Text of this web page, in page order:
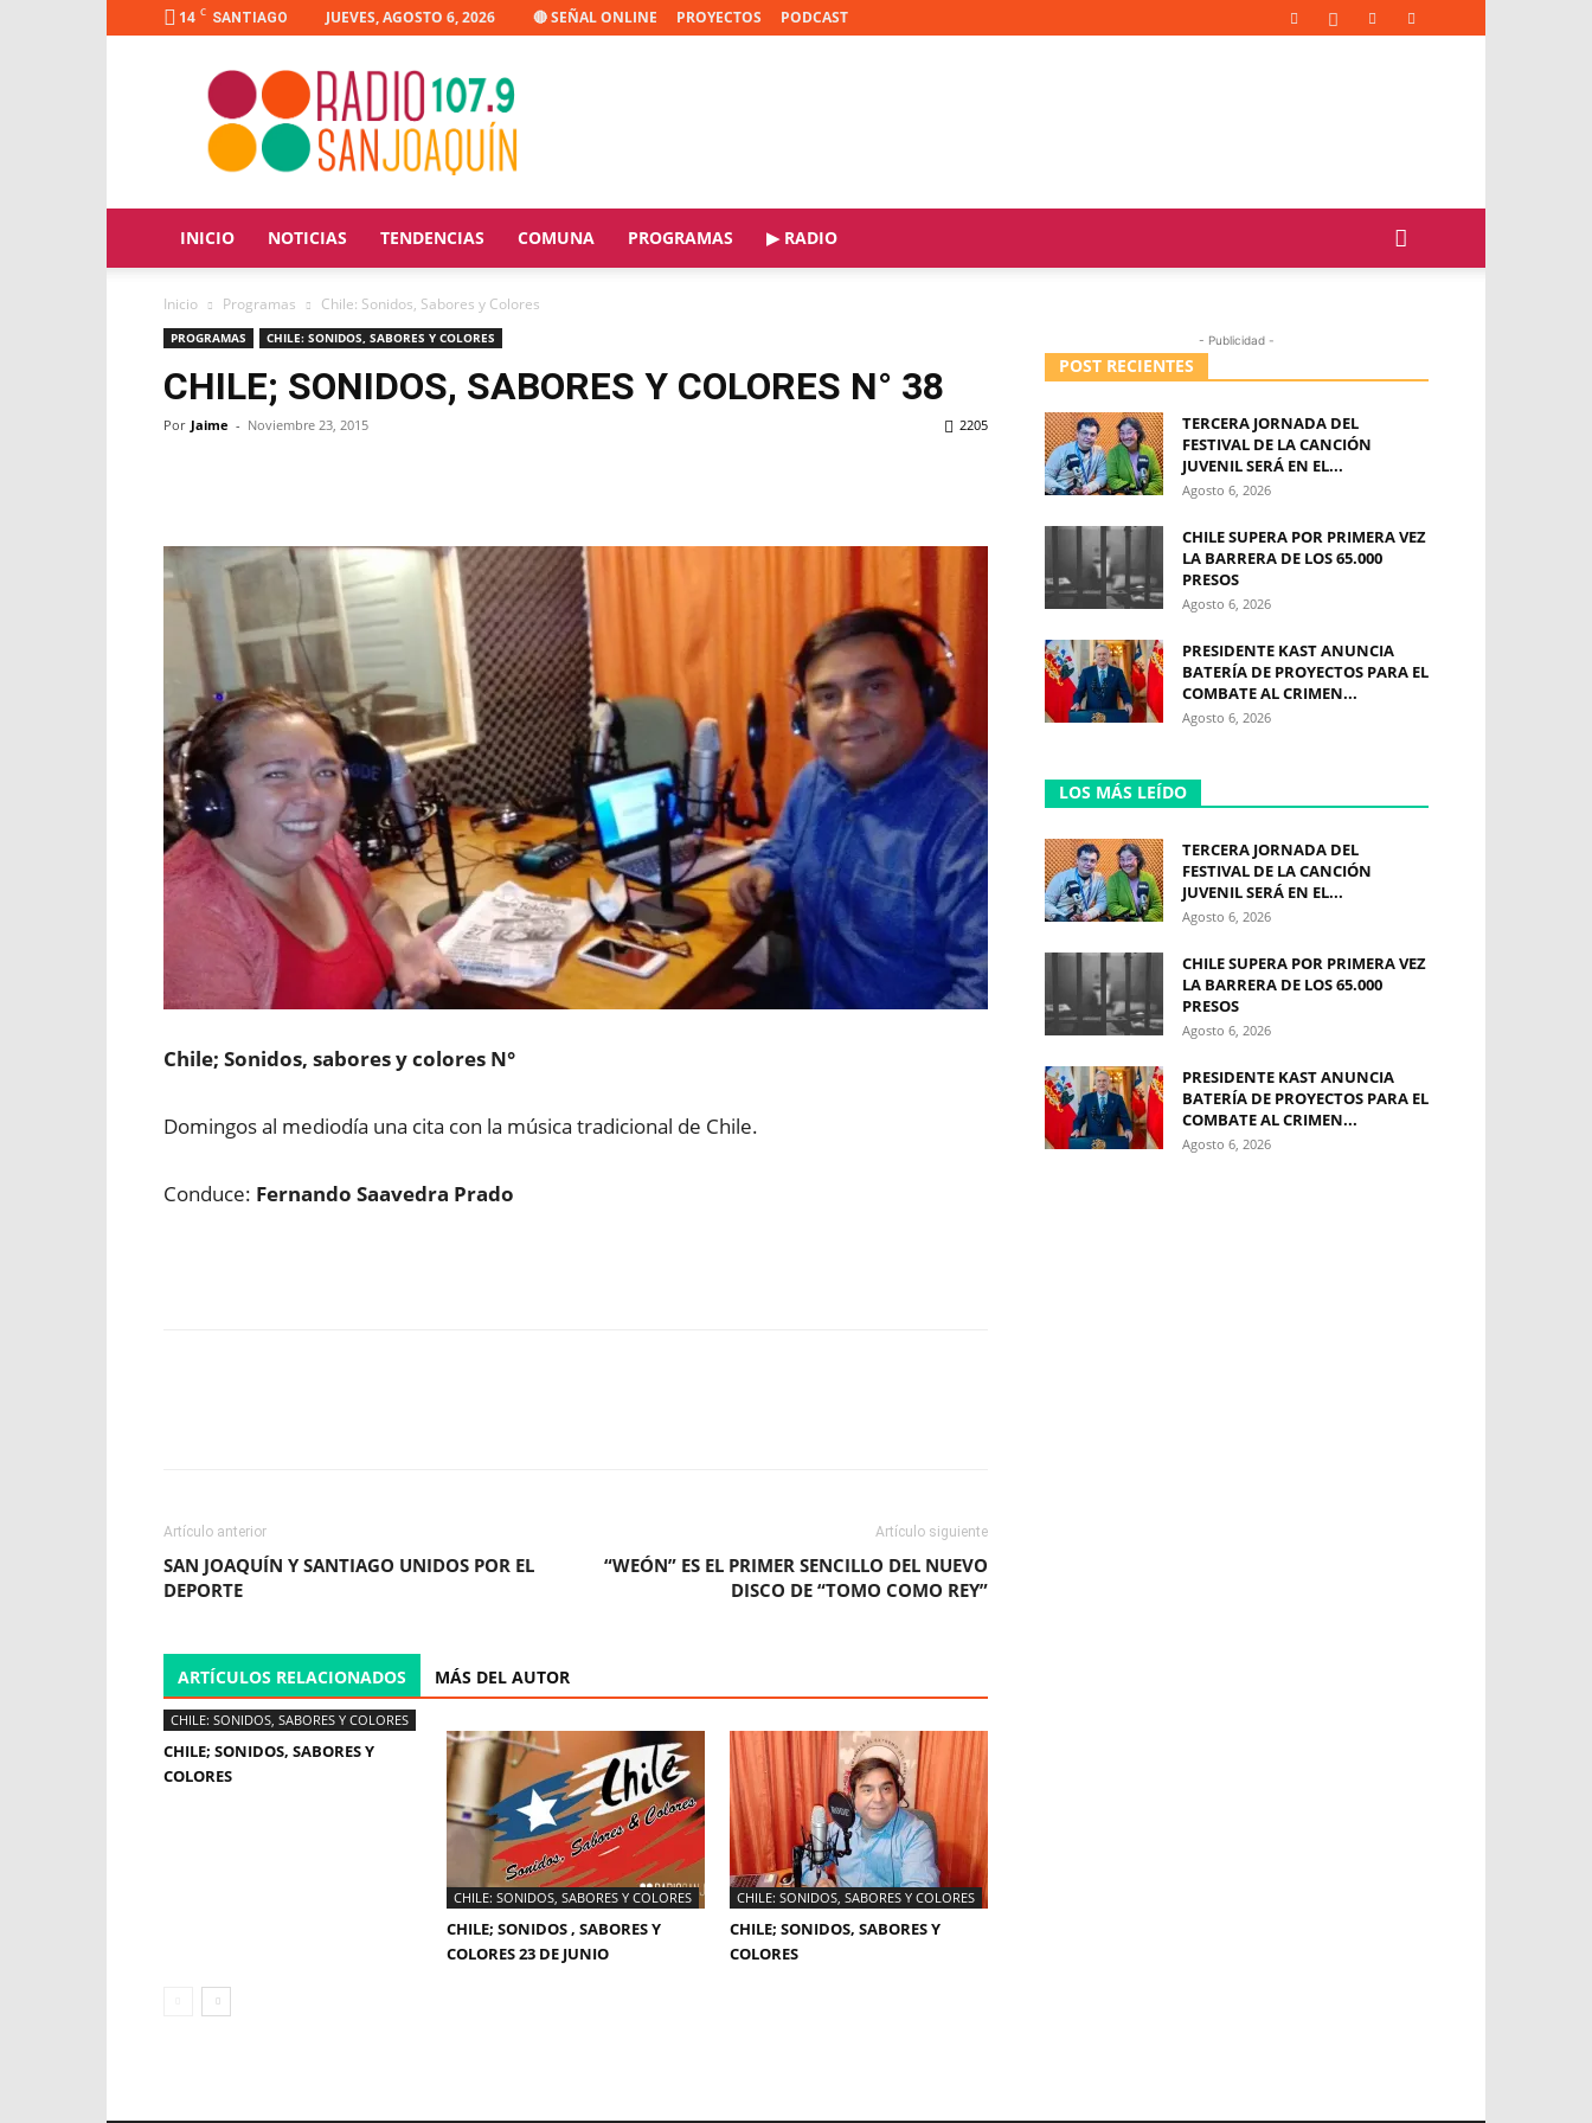
14 C SANTIAGO JUEVES, AGOSTO 6, 2026 🔴 SEÑAL ONLINE PROYECTOS PODCAST
Radio
Joaquín
INICIO NOTICIAS TENDENCIAS COMUNA PROGRAMAS ▶ RADIO
Inicio Programas Chile: Sonidos, Sabores y Colores
PROGRAMAS CHILE: SONIDOS, SABORES Y COLORES
CHILE; SONIDOS, SABORES Y COLORES N° 38
Por Jaime - Noviembre 23, 2015 2205
Chile; Sonidos, sabores y colores N°
Domingos al mediodía una cita con la música tradicional de Chile.
Conduce: Fernando Saavedra Prado
Artículo anterior
SAN JOAQUÍN Y SANTIAGO UNIDOS POR EL
DEPORTE
Artículo siguiente
“WEÓN” ES EL PRIMER SENCILLO DEL NUEVO
DISCO DE “TOMO COMO REY”
ARTÍCULOS RELACIONADOS MÁS DEL AUTOR
CHILE: SONIDOS, SABORES Y COLORES
CHILE; SONIDOS, SABORES Y
COLORES
CHILE: SONIDOS, SABORES Y COLORES
CHILE; SONIDOS , SABORES Y
COLORES 23 DE JUNIO
CHILE: SONIDOS, SABORES Y COLORES
CHILE; SONIDOS, SABORES Y
COLORES
- Publicidad -
POST RECIENTES
TERCERA JORNADA DEL
FESTIVAL DE LA CANCIÓN
JUVENIL SERÁ EN EL...
Agosto 6, 2026
CHILE SUPERA POR PRIMERA VEZ
LA BARRERA DE LOS 65.000
PRESOS
Agosto 6, 2026
PRESIDENTE KAST ANUNCIA
BATERÍA DE PROYECTOS PARA EL
COMBATE AL CRIMEN...
Agosto 6, 2026
LOS MÁS LEÍDO
TERCERA JORNADA DEL
FESTIVAL DE LA CANCIÓN
JUVENIL SERÁ EN EL...
Agosto 6, 2026
CHILE SUPERA POR PRIMERA VEZ
LA BARRERA DE LOS 65.000
PRESOS
Agosto 6, 2026
PRESIDENTE KAST ANUNCIA
BATERÍA DE PROYECTOS PARA EL
COMBATE AL CRIMEN...
Agosto 6, 2026